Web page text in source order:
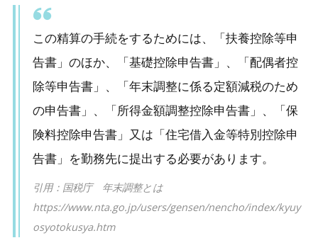
この精算の手続をするためには、「扶養控除等申
告書」のほか、「基礎控除申告書」、「配偶者控
除等申告書」、「年末調整に係る定額減税のため
の申告書」、「所得金額調整控除申告書」、「保
険料控除申告書」又は「住宅借入金等特別控除申
告書」を勤務先に提出する必要があります。
引用：国税庁 年末調整とは
https://www.nta.go.jp/users/gensen/nencho/index/kyuy
osyotokusya.htm